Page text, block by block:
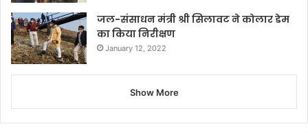
जल-संसाधन मंत्री श्री सिलावट ने कोलार डेम
का किया निरीक्षण
January 12, 2022
Show More